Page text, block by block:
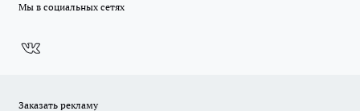
Мы в социальных сетях
Заказать рекламу